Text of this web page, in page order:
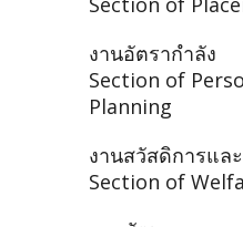
งานอัตรากำลัง
Section of
Planning
งานสวัสดิการแล
Section of